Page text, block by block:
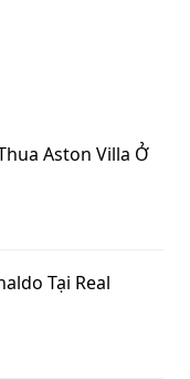
Aston Villa Ở
Tại Real